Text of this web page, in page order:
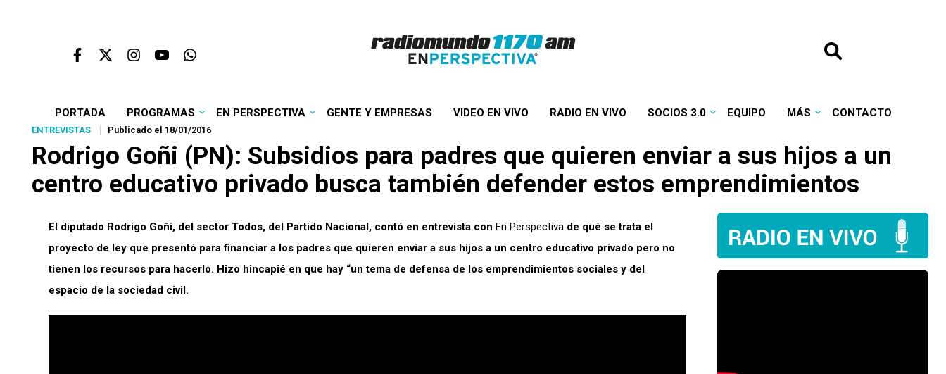
PORTADA PROGRAMAS EN PERSPECTIVA GENTE Y EMPRESAS VIDEO EN VIVO RADIO EN VIVO SOCIOS 3.0 EQUIPO MÁS CONTACTO
ENTREVISTAS Publicado el 18/01/2016
Rodrigo Goñi (PN): Subsidios para padres que quieren enviar a sus hijos a un
centro educativo privado busca también defender estos emprendimientos
El diputado Rodrigo Goñi, del sector Todos, del Partido Nacional, contó en entrevista con En Perspectiva de qué se trata el
proyecto de ley que presentó para financiar a los padres que quieren enviar a sus hijos a un centro educativo privado pero no
tienen los recursos para hacerlo. Hizo hincapié en que hay “un tema de defensa de los emprendimientos sociales y del
espacio de la sociedad civil.